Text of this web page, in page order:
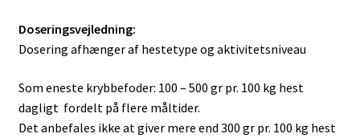
Doseringsvejledning:
Dosering afhænger af hestetype og aktivitetsniveau
Som eneste krybbefoder: 100 – 500 gr pr. 100 kg hest
dagligt fordelt på flere måltider.
Det anbefales ikke at giver mere end 300 gr pr. 100 kg hest